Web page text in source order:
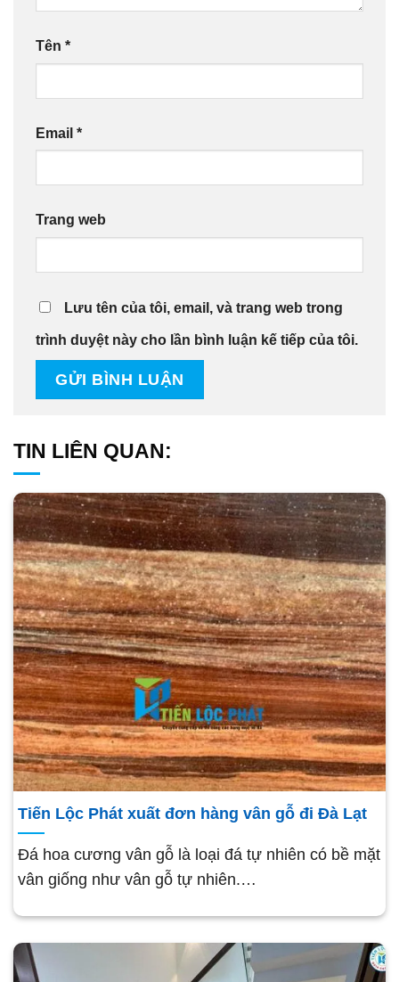
Tên *
Email *
Trang web
Lưu tên của tôi, email, và trang web trong
trình duyệt này cho lần bình luận kế tiếp của tôi.
TIN LIÊN QUAN:
Tiến Lộc Phát xuất đơn hàng vân gỗ đi Đà Lạt
Đá hoa cương vân gỗ là loại đá tự nhiên có bề mặt
vân giống như vân gỗ tự nhiên.…